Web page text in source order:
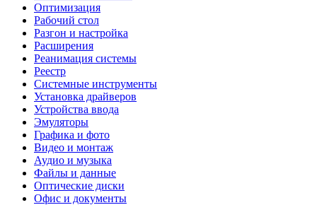
Оптимизация
Рабочий стол
Разгон и настройка
Расширения
Реанимация системы
Реестр
Системные инструменты
Установка драйверов
Устройства ввода
Эмуляторы
Графика и фото
Видео и монтаж
Аудио и музыка
Файлы и данные
Оптические диски
Офис и документы